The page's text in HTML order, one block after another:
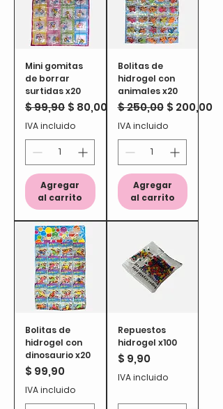
Mini gomitas
de borrar
surtidas x20
Precio
$ 99,90 Precio de oferta
$ 80,00
IVA incluido
Agregar
al carrito
Bolitas de
hidrogel con
animales x20
Precio
$ 250,00 Precio de
$ 200,00
IVA incluido
Agregar
al carrito
Bolitas de
hidrogel con
dinosaurio x20
Precio
$ 99,90
IVA incluido
Repuestos
hidrogel x100
Precio
$ 9,90
IVA incluido